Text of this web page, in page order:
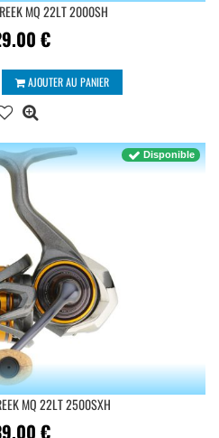
MQ 22LT 2000SH
€
AJOUTER AU PANIER
MQ 22LT 2500SXH
€
Disponible